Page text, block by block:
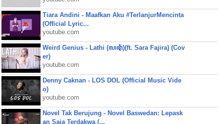
Tiara Andini - Maafkan Aku #TerlanjurMencinta
(Official Lyric...
youtube.com
Weird Genius - Lathi (ꦭꦛꦶ)(ft. Sara Fajira) (Cov
er)
youtube.com
Denny Caknan - LOS DOL (Official Music Vide
o)
youtube.com
Novel Tak Berujung - Novel Baswedan: Lepask
an Saja Terdakwa (...